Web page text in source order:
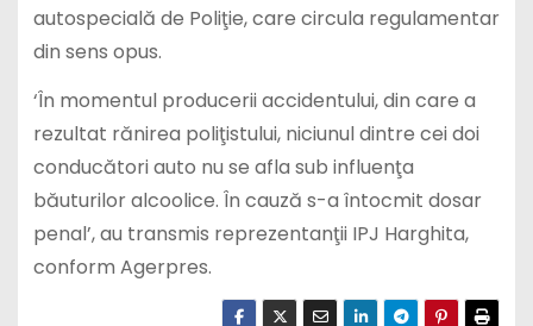
autospecială de Poliţie, care circula regulamentar
din sens opus.
‘În momentul producerii accidentului, din care a
rezultat rănirea poliţistului, niciunul dintre cei doi
conducători auto nu se afla sub influenţa
băuturilor alcoolice. În cauză s-a întocmit dosar
penal’, au transmis reprezentanţii IPJ Harghita,
conform Agerpres.